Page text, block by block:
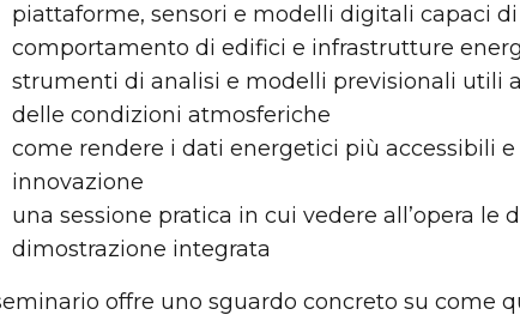
piattaforme, sensori e modelli digitali capaci
comportamento di edifici e infrastrutture
strumenti di analisi e modelli previsionali utili
delle condizioni atmosferiche
come rendere i dati energetici più accessibili
innovazione
una sessione pratica in cui vedere all’opera le
dimostrazione integrata
offre uno sguardo concreto su come